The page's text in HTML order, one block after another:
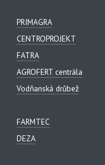
PRIMAGRA
CENTROPROJEKT
FATRA
AGROFERT centrála
Vodňanská drůbež
FARMTEC
DEZA